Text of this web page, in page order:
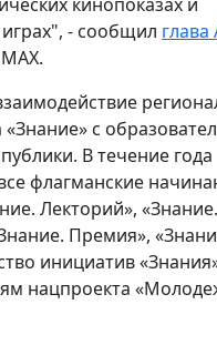
- сообщил глава
с
В течение года
флагманские
Лекторий»,
Премия»,
инициатив
нацпроекта